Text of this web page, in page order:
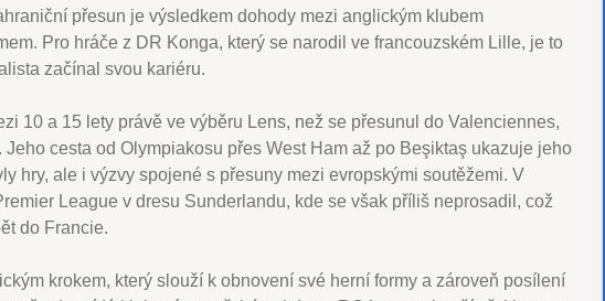
přesun je výsledkem dohody mezi anglickým klubem
Pro hráče z DR Konga, který se narodil ve francouzském Lille, je to
začínal svou kariéru.
10 a 15 lety právě ve výběru Lens, než se přesunul do Valenciennes,
cesta od Olympiakosu přes West Ham až po Beşiktaş ukazuje jeho
hry, ale i výzvy spojené s přesuny mezi evropskými soutěžemi. V
League v dresu Sunderlandu, kde se však příliš neprosadil, což
do Francie.
krokem, který slouží k obnovení své herní formy a zároveň posílení